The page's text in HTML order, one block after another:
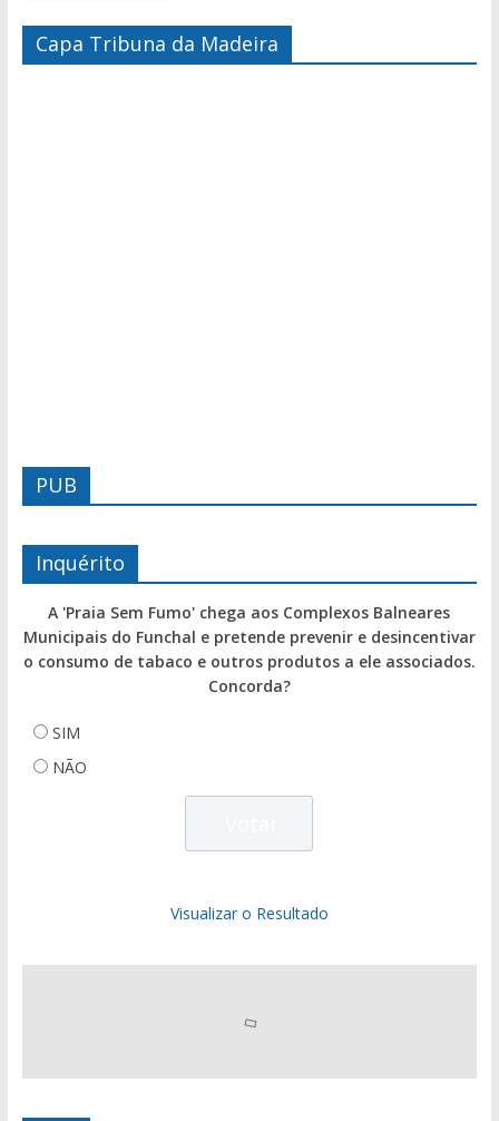
Capa Tribuna da Madeira
PUB
Inquérito
A 'Praia Sem Fumo' chega aos Complexos Balneares
Municipais do Funchal e pretende prevenir e desincentivar
o consumo de tabaco e outros produtos a ele associados.
Concorda?
SIM
NÃO
Visualizar o Resultado